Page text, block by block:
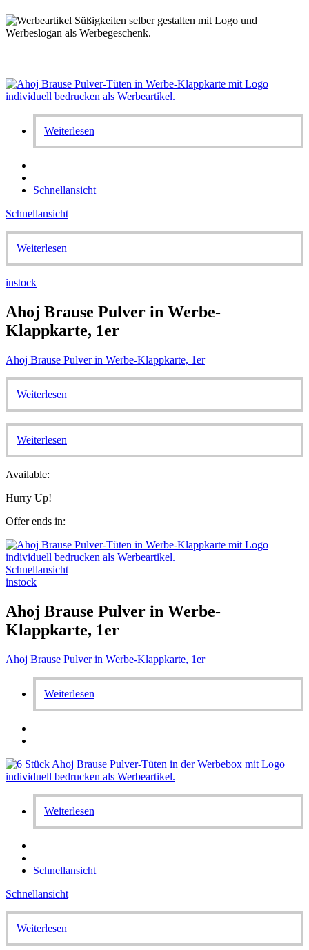
Weiterlesen
Schnellansicht
Schnellansicht
Weiterlesen
instock
Ahoj Brause Pulver in Werbe-
Klappkarte, 1er
Ahoj Brause Pulver in Werbe-Klappkarte, 1er
Weiterlesen
Weiterlesen
Available:
Hurry Up!
Offer ends in:
Schnellansicht
instock
Ahoj Brause Pulver in Werbe-
Klappkarte, 1er
Ahoj Brause Pulver in Werbe-Klappkarte, 1er
Weiterlesen
Weiterlesen
Schnellansicht
Schnellansicht
Weiterlesen